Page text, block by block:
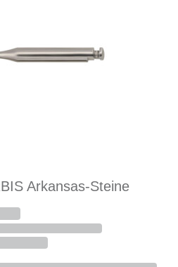
Arkansas-Steine